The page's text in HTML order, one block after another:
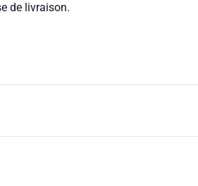
de livraison.